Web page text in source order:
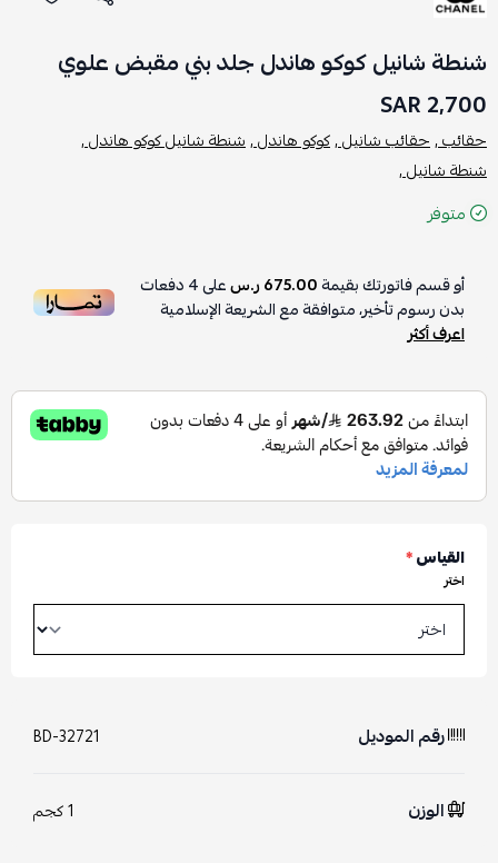
شنطة شانيل كوكو هاندل جلد بني مقبض علوي
2,700 SAR
حقائب ,حقائب شانيل ,كوكو هاندل ,شنطة شانيل كوكو هاندل ,
شنطة شانيل ,
متوفر
أو قسم فاتورتك بقيمة675.00 ر.س على4دفعات
بدون رسوم تأخير، متوافقة مع الشريعة الإسلامية
اعرف أكثر
القياس*
اختر
رقم الموديل BD-32721
الوزن 1 كجم